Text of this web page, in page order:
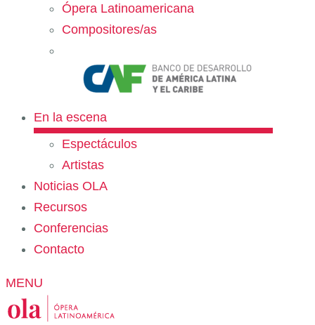
Ópera Latinoamericana
Compositores/as
En la escena
Espectáculos
Artistas
Noticias OLA
Recursos
Conferencias
Contacto
MENU